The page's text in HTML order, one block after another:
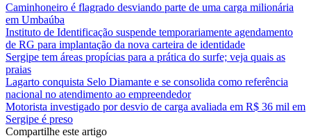
Caminhoneiro é flagrado desviando parte de uma carga milionária
em Umbaúba
Instituto de Identificação suspende temporariamente agendamento
de RG para implantação da nova carteira de identidade
Sergipe tem áreas propícias para a prática do surfe; veja quais as
praias
Lagarto conquista Selo Diamante e se consolida como referência
nacional no atendimento ao empreendedor
Motorista investigado por desvio de carga avaliada em R$ 36 mil em
Sergipe é preso
Compartilhe este artigo